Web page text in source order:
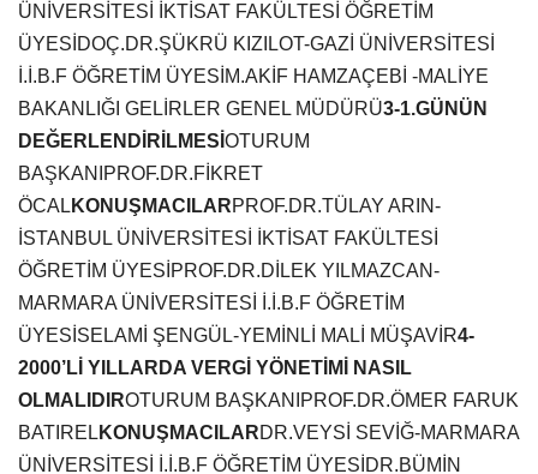
ÜNİVERSİTESİ İKTİSAT FAKÜLTESİ ÖĞRETİM
ÜYESİ DOÇ.DR.ŞÜKRÜ KIZILOT-GAZİ ÜNİVERSİTESİ
İ.İ.B.F ÖĞRETİM ÜYESİ M.AKİF HAMZAÇEBİ -MALİYE
BAKANLIĞI GELİRLER GENEL MÜDÜRÜ3-1.GÜNÜN
DEĞERLENDİRİLMESİ OTURUM
BAŞKANI PROF.DR.FİKRET
ÖCAL KONUŞMACILARPROF.DR.TÜLAY ARIN-
İSTANBUL ÜNİVERSİTESİ İKTİSAT FAKÜLTESİ
ÖĞRETİM ÜYESİ PROF.DR.DİLEK YILMAZCAN-
MARMARA ÜNİVERSİTESİ İ.İ.B.F ÖĞRETİM
ÜYESİ SELAMİ ŞENGÜL-YEMİNLİ MALİ MÜŞAVİR4-
2000’Lİ YILLARDA VERGİ YÖNETİMİ NASIL
OLMALIDIROTURUM BAŞKANI PROF.DR.ÖMER FARUK
BATIREL KONUŞMACILARDR.VEYSİ SEVİĞ-MARMARA
ÜNİVERSİTESİ İ.İ.B.F ÖĞRETİM ÜYESİ DR.BÜMİN